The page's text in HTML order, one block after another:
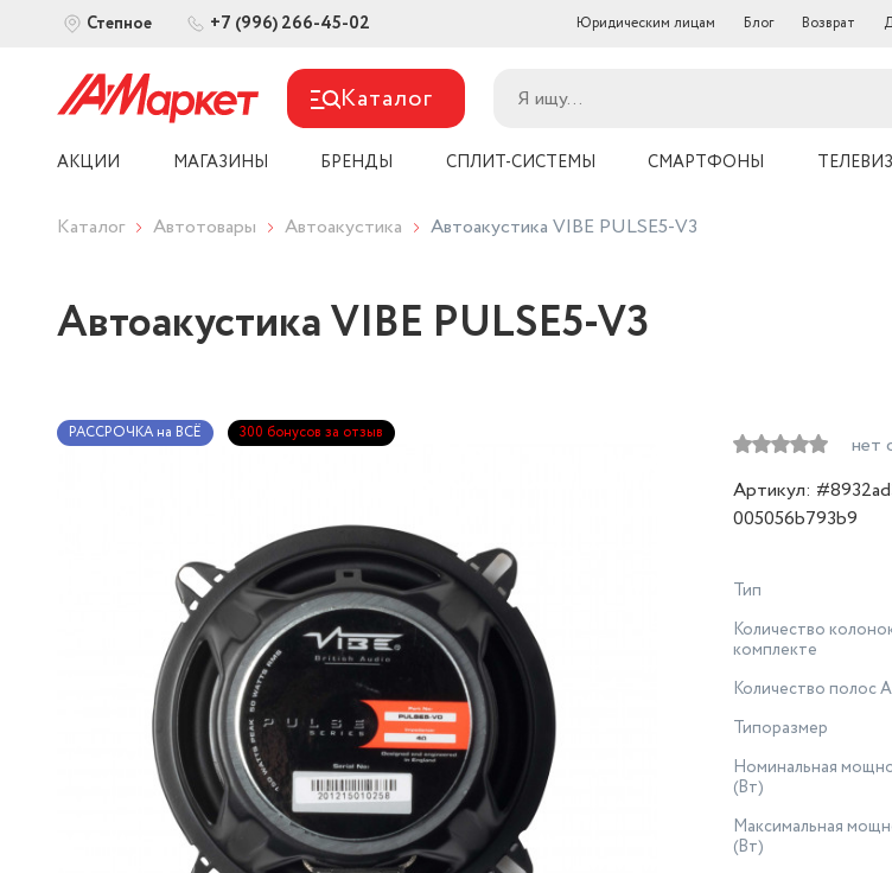
Степное +7 (996) 266-45-02 Юридическим лицам Блог Возврат
Каталог
АКЦИИ МАГАЗИНЫ БРЕНДЫ СПЛИТ-СИСТЕМЫ СМАРТФОНЫ
Каталог Автотовары Автоакустика Автоакустика VIBE PULSE5-V3
Автоакустика VIBE PULSE5-V3
РАССРОЧКА на ВСЁ 300 бонусов за отзыв
нет
Артикул:
005056b793b9
Тип
Количество
комплекте
Количество полос
Типоразмер
Номинальная
(Вт)
Максимальная
(Вт)